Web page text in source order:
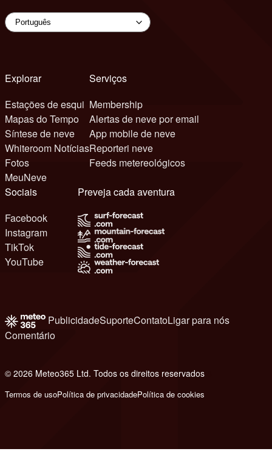
Explorar
Estações de esqui
Mapas do Tempo
Síntese de neve
Whiteroom Notícias
Fotos
MeuNeve
Serviços
Membership
Alertas de neve por email
App mobile de neve
Reporteri neve
Feeds metereológicos
Sociais
Facebook
Instagram
TikTok
YouTube
Preveja cada aventura
PublicidadeSuporteContatoLigar para nós
Comentário
© 2026 Meteo365 Ltd. Todos os direitos reservados
Termos de usoPolítica de privacidadePolítica de cookies